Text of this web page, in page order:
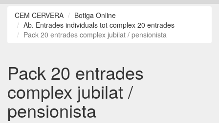
CEM CERVERA
Botiga Online
Ab. Entrades individuals tot complex 20 entrades
Pack 20 entrades complex jubilat / pensionista
Pack 20 entrades
complex jubilat /
pensionista